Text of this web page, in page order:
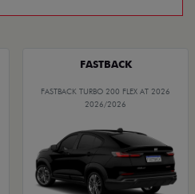
FASTBACK
FASTBACK TURBO 200 FLEX AT 2026
2026/2026